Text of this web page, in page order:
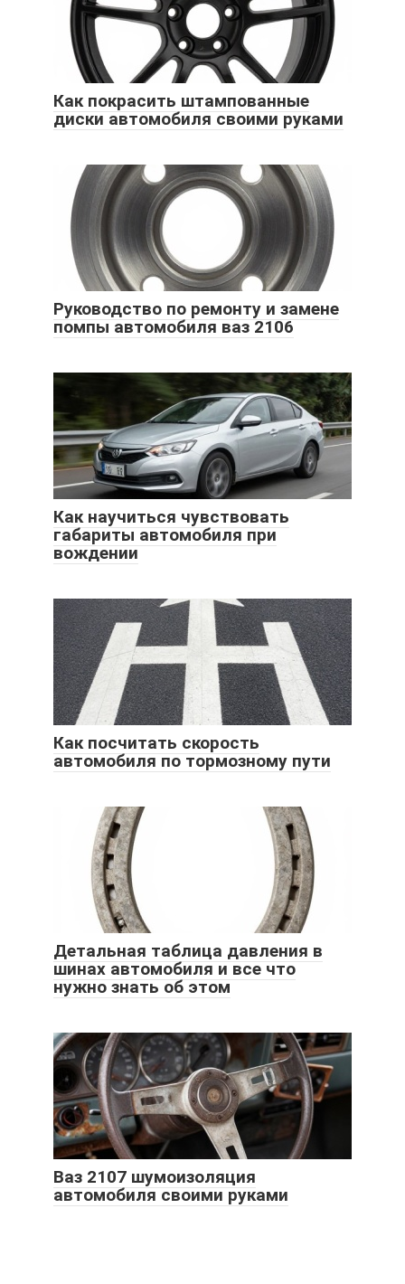
Как покрасить штампованные
диски автомобиля своими руками
Руководство по ремонту и замене
помпы автомобиля ваз 2106
Как научиться чувствовать
габариты автомобиля при
вождении
Как посчитать скорость
автомобиля по тормозному пути
Детальная таблица давления в
шинах автомобиля и все что
нужно знать об этом
Ваз 2107 шумоизоляция
автомобиля своими руками